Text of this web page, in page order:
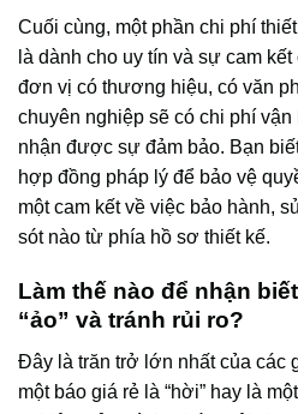
Cuối cùng, một phần chi phí
là dành cho uy tín và sự cam
đơn vị có thương hiệu, có văn
chuyên nghiệp sẽ có chi phí
nhận được sự đảm bảo. Bạn
hợp đồng pháp lý để bảo vệ
một cam kết về việc bảo hành,
sót nào từ phía hồ sơ thiết kế.
Làm thế nào để nhận
“ảo” và tránh rủi ro?
Đây là trăn trở lớn nhất của các
một báo giá rẻ là “hời” hay là